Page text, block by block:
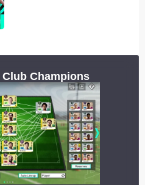
Champions